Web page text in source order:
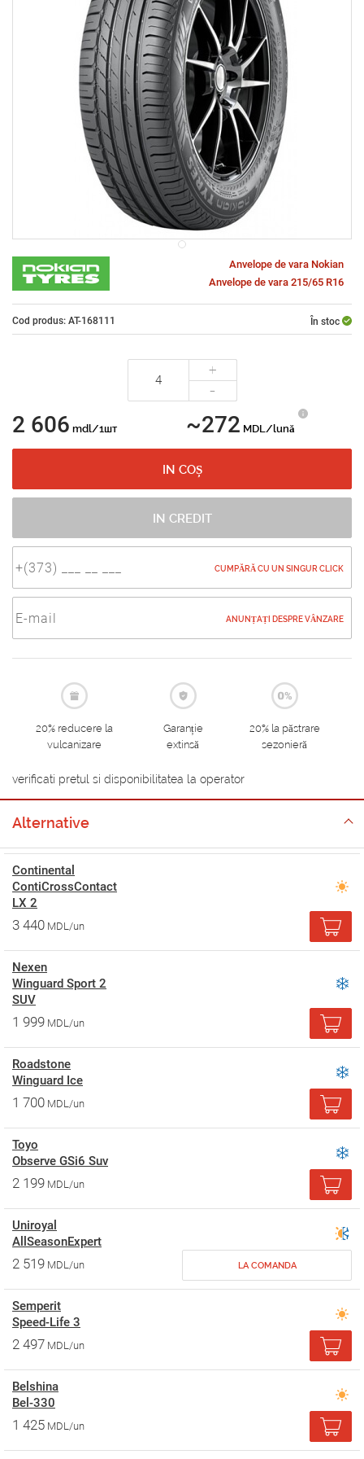
Anvelope de vara Nokian
Anvelope de vara 215/65 R16
Cod produs: AT-168111 În stoc
+
-
2 606 mdl/1шт ~272 MDL/lună
IN COȘ
IN CREDIT
CUMPĂRĂ CU UN SINGUR CLICK
ANUNȚAȚI DESPRE VÂNZARE
20% reducere la
vulcanizare
Garanție
extinsă
20% la păstrare
sezonieră
verificati pretul si disponibilitatea la operator
Alternative
Continental
ContiCrossContact
LX 2
3 440 MDL/un
Nexen
Winguard Sport 2
SUV
1 999 MDL/un
Roadstone
Winguard Ice
1 700 MDL/un
Toyo
Observe GSi6 Suv
2 199 MDL/un
Uniroyal
AllSeasonExpert
2 519 MDL/un LA COMANDA
Semperit
Speed-Life 3
2 497 MDL/un
Belshina
Bel-330
1 425 MDL/un